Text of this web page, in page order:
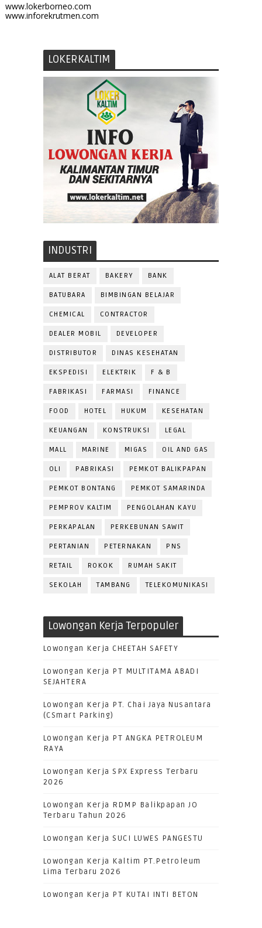
www.lokerborneo.com
www.inforekrutmen.com
LOKERKALTIM
INDUSTRI
ALAT BERAT BAKERY BANK
BATUBARA BIMBINGAN BELAJAR
CHEMICAL CONTRACTOR
DEALER MOBIL DEVELOPER
DISTRIBUTOR DINAS KESEHATAN
EKSPEDISI ELEKTRIK F & B
FABRIKASI FARMASI FINANCE
FOOD HOTEL HUKUM KESEHATAN
KEUANGAN KONSTRUKSI LEGAL
MALL MARINE MIGAS OIL AND GAS
OLI PABRIKASI PEMKOT BALIKPAPAN
PEMKOT BONTANG PEMKOT SAMARINDA
PEMPROV KALTIM PENGOLAHAN KAYU
PERKAPALAN PERKEBUNAN SAWIT
PERTANIAN PETERNAKAN PNS
RETAIL ROKOK RUMAH SAKIT
SEKOLAH TAMBANG TELEKOMUNIKASI
Lowongan Kerja Terpopuler
Lowongan Kerja CHEETAH SAFETY
Lowongan Kerja PT MULTITAMA ABADI
SEJAHTERA
Lowongan Kerja PT. Chai Jaya Nusantara
(CSmart Parking)
Lowongan Kerja PT ANGKA PETROLEUM
RAYA
Lowongan Kerja SPX Express Terbaru
2026
Lowongan Kerja RDMP Balikpapan JO
Terbaru Tahun 2026
Lowongan Kerja SUCI LUWES PANGESTU
Lowongan Kerja Kaltim PT.Petroleum
Lima Terbaru 2026
Lowongan Kerja PT KUTAI INTI BETON